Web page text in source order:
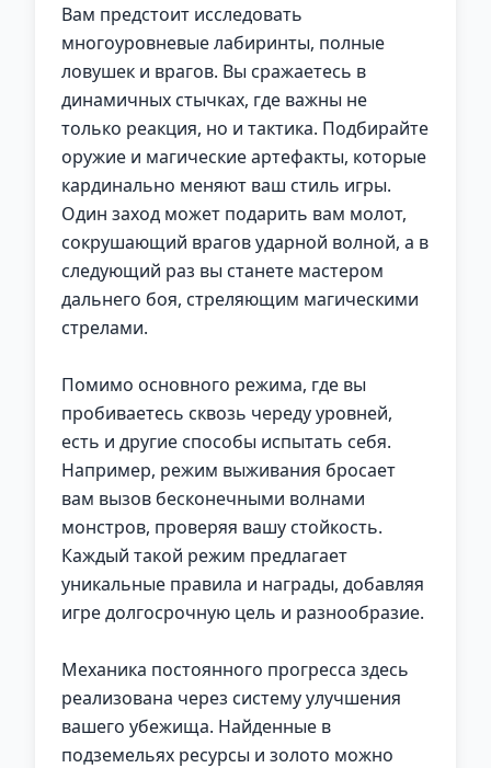
Вам предстоит исследовать
многоуровневые лабиринты, полные
ловушек и врагов. Вы сражаетесь в
динамичных стычках, где важны не
только реакция, но и тактика. Подбирайте
оружие и магические артефакты, которые
кардинально меняют ваш стиль игры.
Один заход может подарить вам молот,
сокрушающий врагов ударной волной, а в
следующий раз вы станете мастером
дальнего боя, стреляющим магическими
стрелами.
Помимо основного режима, где вы
пробиваетесь сквозь череду уровней,
есть и другие способы испытать себя.
Например, режим выживания бросает
вам вызов бесконечными волнами
монстров, проверяя вашу стойкость.
Каждый такой режим предлагает
уникальные правила и награды, добавляя
игре долгосрочную цель и разнообразие.
Механика постоянного прогресса здесь
реализована через систему улучшения
вашего убежища. Найденные в
подземельях ресурсы и золото можно